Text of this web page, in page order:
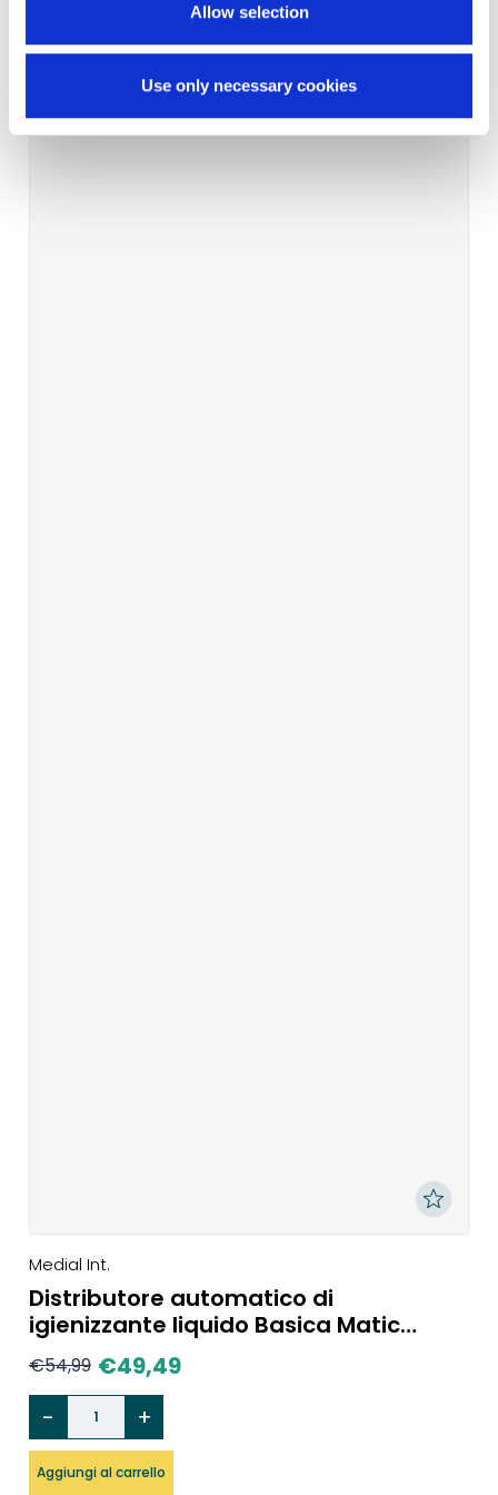
Allow selection
Use only necessary cookies
Medial Int.
Distributore automatico di
igienizzante liquido Basica Matic
Spray
€54,99 €49,49
Aggiungi al carrello